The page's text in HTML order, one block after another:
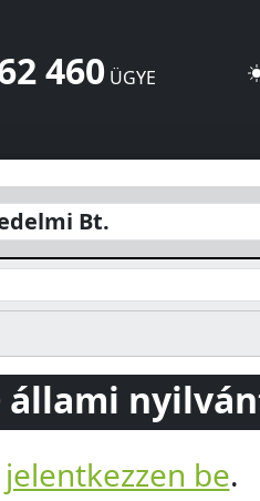
460ÜGYE
Zsámbék2072HU
Bt.
állami
jelentkezzen be.